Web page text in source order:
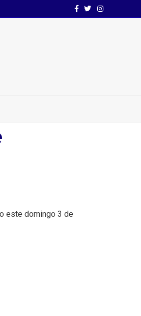
Facebook
TwitterInstagram
este domingo 3 de